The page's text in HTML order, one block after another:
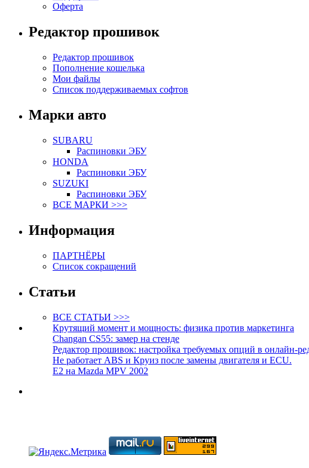
Оферта
Редактор прошивок
Редактор прошивок
Пополнение кошелька
Мои файлы
Список поддерживаемых софтов
Марки авто
SUBARU
Распиновки ЭБУ
HONDA
Распиновки ЭБУ
SUZUKI
Распиновки ЭБУ
ВСЕ МАРКИ >>>
Информация
ПАРТНЁРЫ
Список сокращений
Статьи
ВСЕ СТАТЬИ >>>
Крутящий момент и мощность: физика против маркетинга
Changan CS55: замер на стенде
Редактор прошивок: настройка требуемых опций в онлайн-
Не работает ABS и Круиз после замены двигателя и ECU.
E2 на Mazda MPV 2002